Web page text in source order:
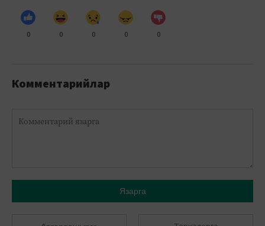
0 0 0 0 0
Комментарийлар
Язарга